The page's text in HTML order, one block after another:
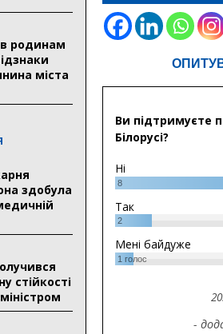
родинам
міста
здобула
стійкості
Ви підтримуєте
Білорусі?
Ні
8
Так
2
Мені байдуже
1голос
-